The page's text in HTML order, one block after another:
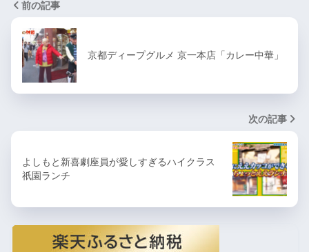
前の記事
京都ディープグルメ 京一本店「カレー中華」
次の記事
よしもと新喜劇座員が愛しすぎるハイクラス
祇園ランチ